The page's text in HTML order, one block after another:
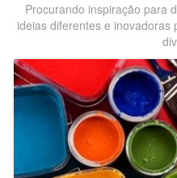
Procurando inspiração para
ideias diferentes e